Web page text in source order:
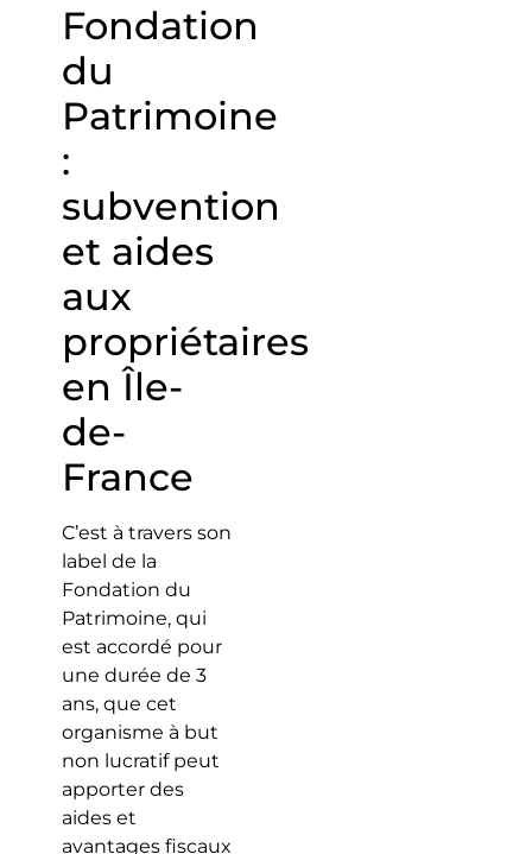
Fondation
du
Patrimoine
:
subvention
et aides
aux
propriétaires
en Île-
de-
France
C’est à travers son
label de la
Fondation du
Patrimoine, qui
est accordé pour
une durée de 3
ans, que cet
organisme à but
non lucratif peut
apporter des
aides et
avantages fiscaux